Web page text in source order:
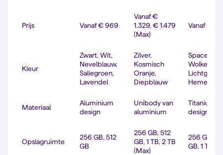
Prijs Vanaf € 969
Vanaf €
1.329, € 1.479
(Max)
Vanaf €
Kleur
Zwart, Wit,
Nevelblauw,
Saliegroen,
Lavendel
Zilver,
Kosmisch
Oranje,
Diepblauw
Wolkenwit,
Lichtgoud,
Materiaal
Aluminium
design
Unibody van
aluminium
Titanium
design
Opslagruimte
256 GB, 512
GB
256 GB, 512
GB, 1 TB, 2 TB
(Max)
256 GB,
GB, 1 TB